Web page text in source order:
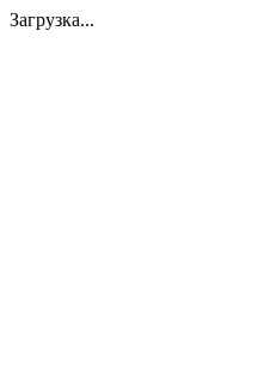
Загрузка...